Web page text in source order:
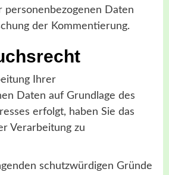
personenbezogenen Daten
der Kommentierung.
Ihrer
Daten auf Grundlage des
erfolgt, haben Sie das
Verarbeitung zu
schutzwürdigen Gründe